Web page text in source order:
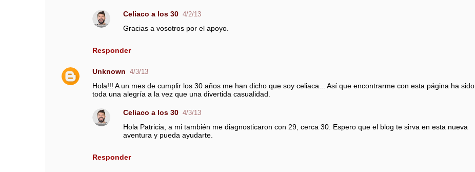
Responder
Celiaco a los 30 4/2/13
Gracias a vosotros por el apoyo.
Unknown 4/3/13
Hola!!! A un mes de cumplir los 30 años me han dicho que soy celiaca... Así que encontrarme con esta página ha sido
toda una alegría a la vez que una divertida casualidad.
Responder
Celiaco a los 30 4/3/13
Hola Patricia, a mi también me diagnosticaron con 29, cerca 30. Espero que el blog te sirva en esta nueva
aventura y pueda ayudarte.